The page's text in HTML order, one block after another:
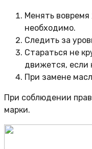
Менять
необходимо.
Следить за
Стараться не
движется, если
При замене
При соблюдении
марки.